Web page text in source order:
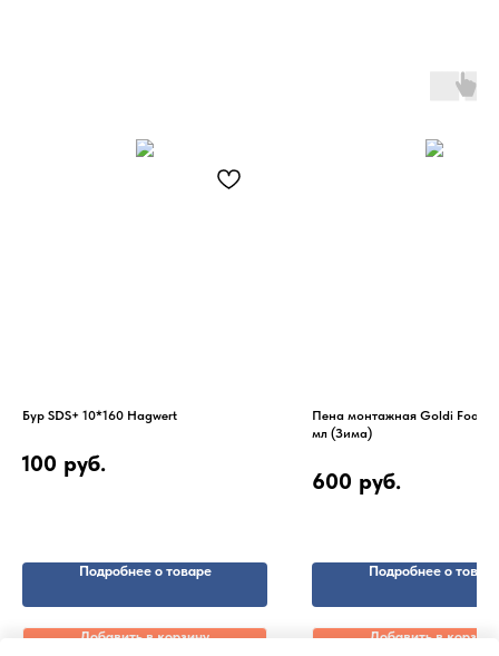
Бур SDS+ 10*160 Hagwert
100 руб.
Подробнее о товаре
Добавить в корзину
Пена монтажная Goldi Foam
мл (Зима)
600 руб.
Подробнее о
Добавить в корзину